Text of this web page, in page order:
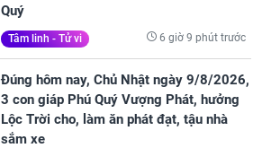
Quý
Tâm linh - Tử vi 6 giờ 9 phút trước
Đúng hôm nay, Chủ Nhật ngày 9/8/2026,
3 con giáp Phú Quý Vượng Phát, hưởng
Lộc Trời cho, làm ăn phát đạt, tậu nhà
sắm xe